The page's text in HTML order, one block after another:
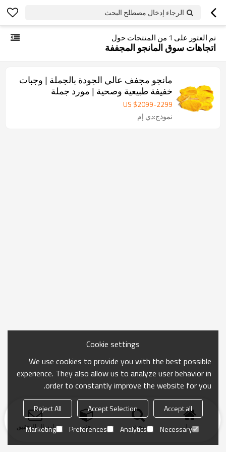
الرجاء إدخال مصطلح البحث
تم العثور على 1 من المنتجات حول
اتجاهات سوق المانجو المجففة
مانجو مجفف عالي الجودة بالجملة | وجبات
خفيفة طبيعية وصحية | مورد جملة
US $2099-2299
نموذج:دي إم
منزل بحث فئة ارسال التحقيق
Cookie settings
We use cookies to provide you with the best possible
experience. They also allow us to analyze user behavior in
order to constantly improve the website for you.
Accept all
Accept Selection
Reject All
Necessary
Analytics
Preferences
Marketing